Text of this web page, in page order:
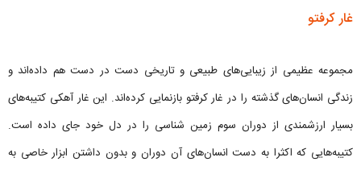
غار کرفتو
مجموعه عظیمی از زیبایی‌های طبیعی و تاریخی دست در دست هم داده‌اند و
زندگی انسان‌های گذشته را در غار کرفتو بازنمایی کرده‌اند. این غار آهکی کتیبه‌های
بسیار ارزشمندی از دوران سوم زمین شناسی را در دل خود جای داده است.
کتیبه‌هایی که اکثرا به دست انسان‌های آن دوران و بدون داشتن ابزار خاصی به